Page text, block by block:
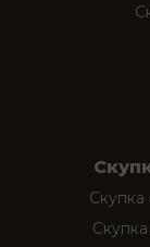
Скупка